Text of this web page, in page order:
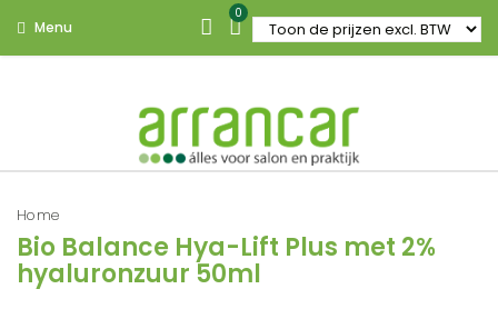
Menu
0
Home
Bio Balance Hya-Lift Plus met 2%
hyaluronzuur 50ml